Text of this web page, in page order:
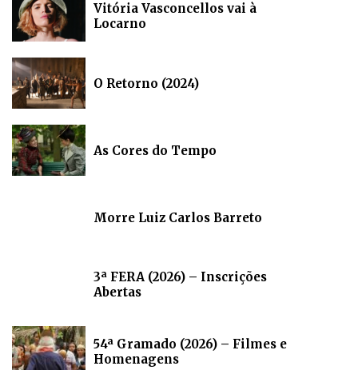
Vitória Vasconcellos vai à
Locarno
O Retorno (2024)
As Cores do Tempo
Morre Luiz Carlos Barreto
3ª FERA (2026) – Inscrições
Abertas
54ª Gramado (2026) – Filmes e
Homenagens